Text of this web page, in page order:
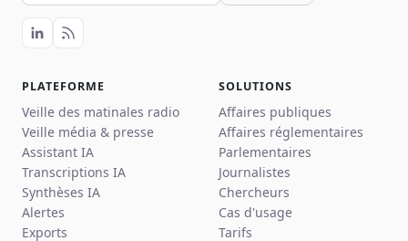
PLATEFORME
Veille des matinales radio
Veille média & presse
Assistant IA
Transcriptions IA
Synthèses IA
Alertes
Exports
SOLUTIONS
Affaires publiques
Affaires réglementaires
Parlementaires
Journalistes
Chercheurs
Cas d'usage
Tarifs